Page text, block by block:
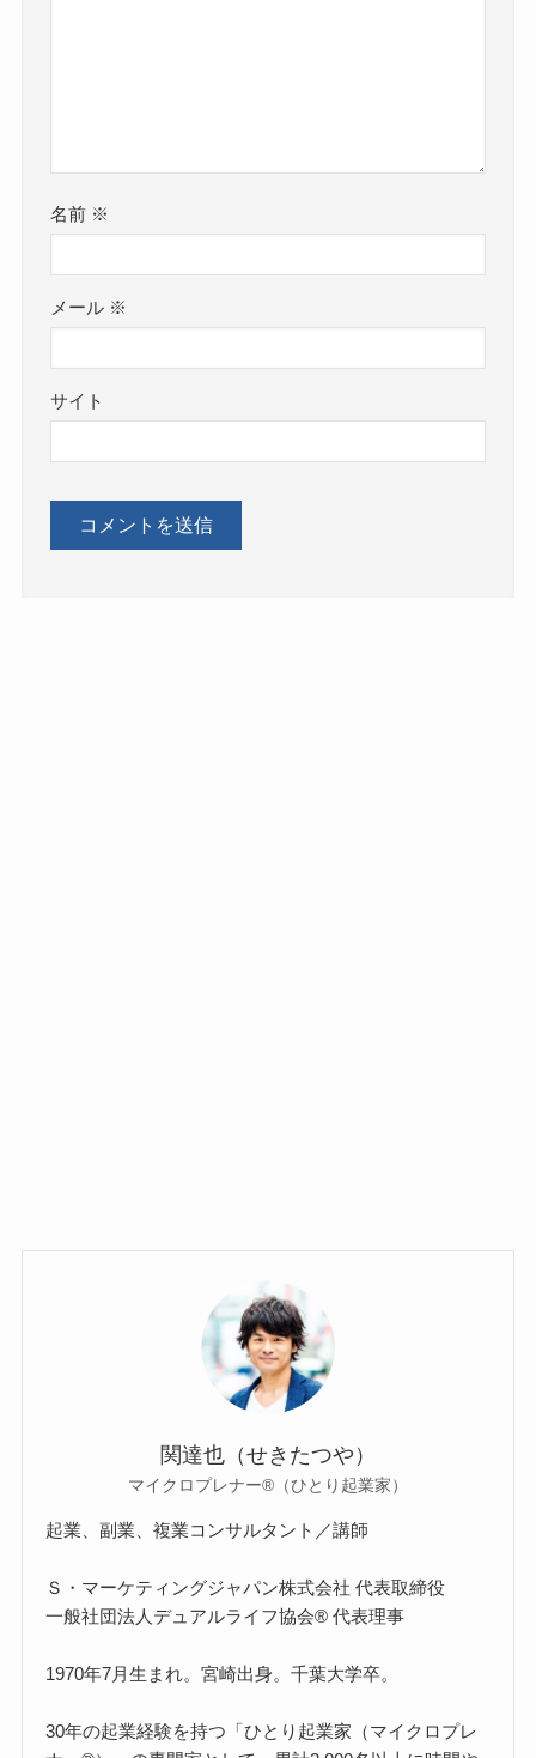
名前 ※
メール ※
サイト
関達也（せきたつや）
マイクロプレナー®（ひとり起業家）
起業、副業、複業コンサルタント／講師
Ｓ・マーケティングジャパン株式会社 代表取締役
一般社団法人デュアルライフ協会® 代表理事
1970年7月生まれ。宮崎出身。千葉大学卒。
30年の起業経験を持つ「ひとり起業家（マイクロプレ